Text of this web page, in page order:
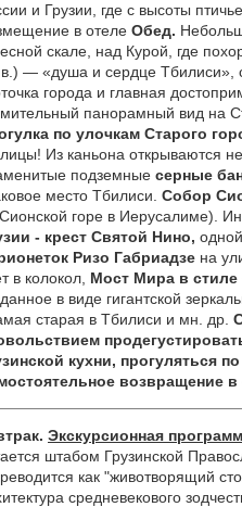
и Грузии, где с высоты
в отеле Обед.
скале, над Курой, где
— «душа и сердце Тбилиси»,
города и главная
панорамный вид на
по улочкам Старого
Из каньона открываются
подземные серные
место Тбилиси. Собор
горе в Иерусалиме).
- крест Святой Нино,
Ризо Габриадзе на
в колокол, Мост Мира в стиле
в виде гигантской
старая в Тбилиси и мн. др.
кухни, прогуляться
возвращение в
Экскурсионная
штабом Грузинской
как "животворящий
средневекового